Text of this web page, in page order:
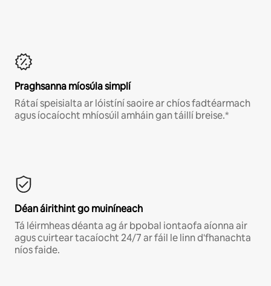
Praghsanna míosúla simplí
Rátaí speisialta ar lóistíní saoire ar chíos fadtéarmach
agus íocaíocht mhíosúil amháin gan táillí breise.*
Déan áirithint go muiníneach
Tá léirmheas déanta ag ár bpobal iontaofa aíonna air
agus cuirtear tacaíocht 24/7 ar fáil le linn d'fhanachta
níos faide.